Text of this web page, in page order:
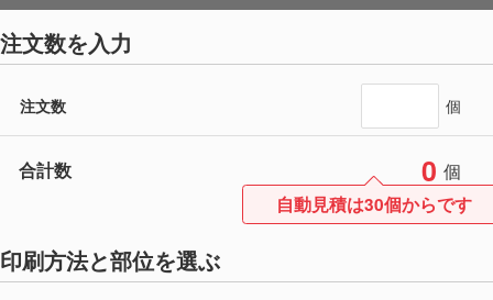
注文数を入力
注文数 個
合計数 0 個
自動見積は30個からです
印刷方法と部位を選ぶ